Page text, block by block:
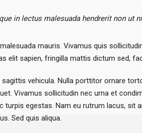
in lectus malesuada hendrerit non
mauris. Vivamus quis
elit sapien, fringilla mattis dictum sed,
vehicula. Nulla porttitor ornare
Vivamus sollicitudin nec urna et
turpis egestas. Nam eu rutrum lacus, sit
Sed quis aliqua.